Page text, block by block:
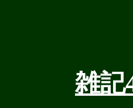
雑記